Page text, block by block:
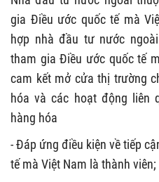
gia Điều ước quốc tế mà
hợp nhà đầu tư nước
tham gia Điều ước quốc tế
cam kết mở cửa thị trường
hóa và các hoạt động liên
hàng hóa
- Đáp ứng điều kiện về tiếp
tế mà Việt Nam là thành viên;